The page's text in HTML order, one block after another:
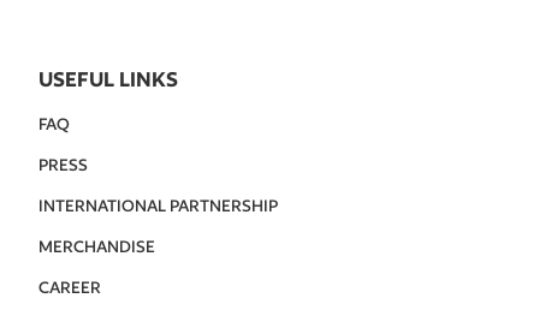
USEFUL LINKS
FAQ
PRESS
INTERNATIONAL PARTNERSHIP
MERCHANDISE
CAREER